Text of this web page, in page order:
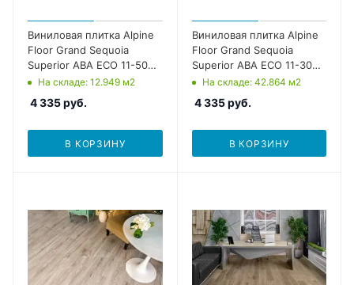
Виниловая плитка Alpine
Floor Grand Sequoia
Superior ABA ECO 11-503
Камфора
На складе: 12.949 м2
4 335руб.
В КОРЗИНУ
Виниловая плитка Alpine
Floor Grand Sequoia
Superior ABA ECO 11-303
Сонома
На складе: 42.864 м2
4 335руб.
В КОРЗИНУ